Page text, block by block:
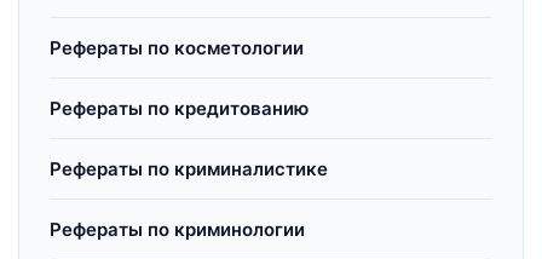
Рефераты по косметологии
Рефераты по кредитованию
Рефераты по криминалистике
Рефераты по криминологии